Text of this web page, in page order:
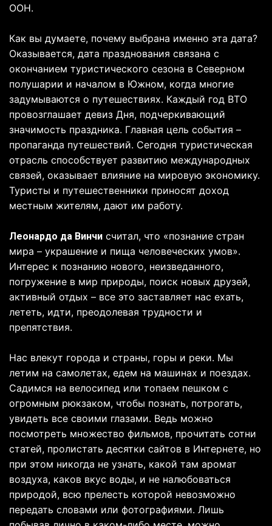
ООН.
Как вы думаете, почему выбрана именно эта дата?
Оказывается, дата празднования связана с
окончанием туристического сезона в Северном
полушарии и началом в Южном, когда многие
задумываются о путешествиях. Каждый год ВТО
провозглашает девиз Дня, подчеркивающий
значимость праздника. Главная цель события –
пропаганда путешествий. Сегодня туристическая
отрасль способствует развитию международных
связей, оказывает влияние на мировую экономику.
Туристы и путешественники приносят доход
местным жителям, дают им работу.
Леонардо да Винчи считал, что «познание стран
мира – украшение и пища человеческих умов».
Интерес к познанию нового, неизведанного,
погружение в мир природы, поиск новых друзей,
активный отдых – все это заставляет нас ехать,
лететь, идти, преодолевая трудности и
препятствия.
Нас влекут города и страны, горы и реки. Мы
летим на самолетах, едем на машинах и поездах.
Садимся на велосипед или топаем пешком с
огромным рюкзаком, чтобы познать, потрогать,
увидеть все своими глазами. Ведь можно
посмотреть множество фильмов, прочитать сотни
статей, пролистать десятки сайтов в Интернете, но
при этом никогда не узнать, какой там аромат
воздуха, каков вкус воды, и не налюбоваться
природой, всю прелесть которой невозможно
передать словами или фотографиями. Лишь